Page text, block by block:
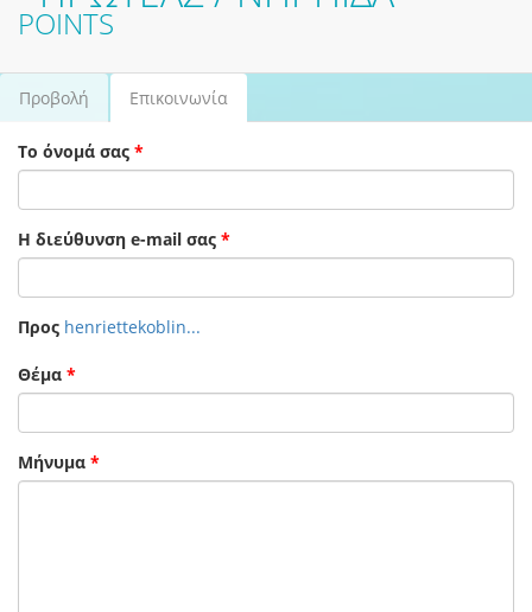
POINTS
Πρωτεύουσες καρτέλες
Προβολή Επικοινωνία
καρτέλα)
Το όνομά σας *
Η διεύθυνση e-mail σας *
Προς henriettekoblin...
Θέμα *
Μήνυμα *